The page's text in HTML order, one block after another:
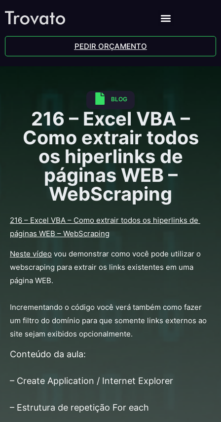
PEDIR ORÇAMENTO
BLOG
216 – Excel VBA –
Como extrair todos
os hiperlinks de
páginas WEB –
WebScraping
216 – Excel VBA – Como extrair todos os hiperlinks de
páginas WEB – WebScraping
Neste vídeo vou demonstrar como você pode utilizar o
webscraping para extrair os links existentes em uma
página WEB.
Incrementando o código você verá também como fazer
um filtro do domínio para que somente links externos ao
site sejam exibidos opcionalmente.
Conteúdo da aula:
– Create Application / Internet Explorer
– Estrutura de repetição For each